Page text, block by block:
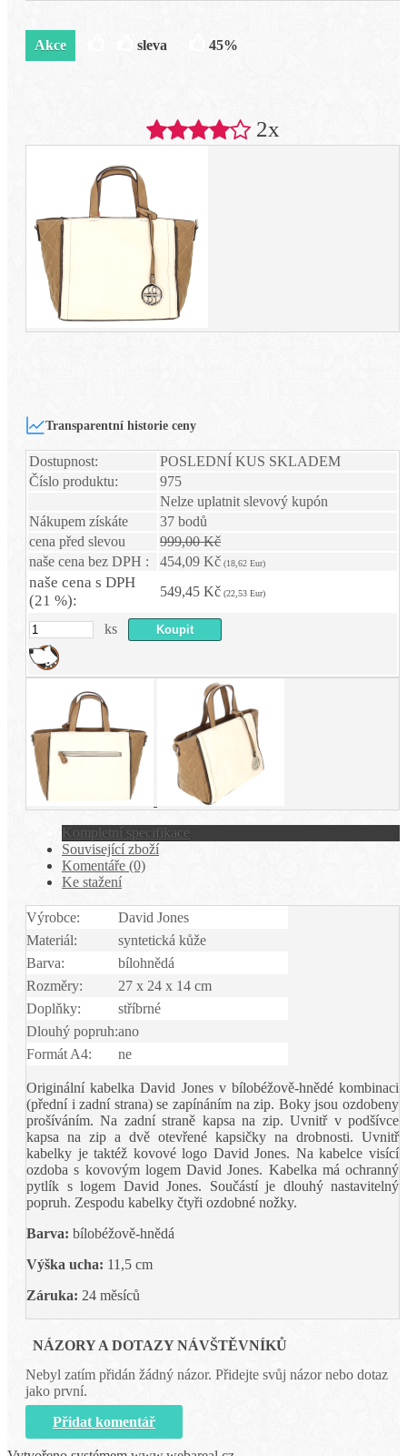
Akce sleva 45%
2x
Transparentní historie ceny
Dostupnost:
POSLEDNÍ KUS SKLADEM
Číslo produktu:
975
Nelze uplatnit slevový kupón
Nákupem získáte
37 bodů
cena před slevou
999,00 Kč
naše cena bez DPH :
454,09 Kč (18,62 Eur)
naše cena s DPH
(21 %):
549,45 Kč (22,53 Eur)
ks
Kompletní specifikace
Související zboží
Komentáře (0)
Ke stažení
Výrobce:
David Jones
Materiál:
syntetická kůže
Barva:
bílohnědá
Rozměry:
27 x 24 x 14 cm
Doplňky:
stříbrné
Dlouhý popruh:ano
Formát A4:
ne
Originální kabelka David Jones v bílobéžově-hnědé kombinaci
(přední i zadní strana) se zapínáním na zip. Boky jsou ozdobeny
prošíváním. Na zadní straně kapsa na zip. Uvnitř v podšívce
kapsa na zip a dvě otevřené kapsičky na drobnosti. Uvnitř
kabelky je taktéž kovové logo David Jones. Na kabelce visící
ozdoba s kovovým logem David Jones. Kabelka má ochranný
pytlík s logem David Jones. Součástí je dlouhý nastavitelný
popruh. Zespodu kabelky čtyři ozdobné nožky.
Barva: bílobéžově-hnědá
Výška ucha: 11,5 cm
Záruka: 24 měsíců
NÁZORY A DOTAZY NÁVŠTĚVNÍKŮ
Nebyl zatím přidán žádný názor. Přidejte svůj názor nebo dotaz
jako první.
Přidat komentář